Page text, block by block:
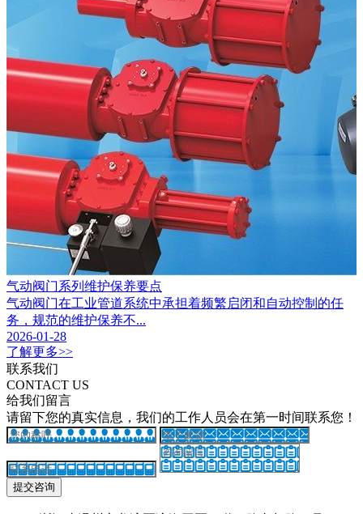
气动阀门系列维护保养要点
气动阀门在工业管道系统中承担着频繁启闭和自动控制的任
务，规范的维护保养不...
2026-01-28
了解更多>>
联系我们
CONTACT US
给我们留言
请留下您的真实信息，我们的工作人员会在第一时间联系您！